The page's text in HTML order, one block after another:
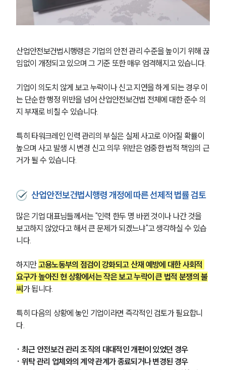
산업안전·중대재해그룹 업무
전체
구성원 소개
중대재해전문변호사
소식/자료
언론보도
공지사항
대륜법률상담예약
산업안전보건법시행령은 기업의 안전 관리 수준을 높이기 위해 끊
임없이 개정되고 있으며 그 기준 또한 매우 엄격해지고 있습니다.
기업이 의도치 않게 보고 누락이나 신고 지연을 하게 되는 경우 이
는 단순한 행정 위반을 넘어 산업안전보건법 전체에 대한 준수 의
지 부재로 비칠 수 있습니다.
특히 타워크레인 인력 관리의 부실은 실제 사고로 이어질 확률이
높으며 사고 발생 시 변경 신고 의무 위반은 엄중한 법적 책임의 근
거가 될 수 있습니다.
산업안전보건법시행령 개정에 따른 선제적 법률 검토
많은 기업 대표님들께서는 "인력 한두 명 바뀐 것이나 나간 것을
보고하지 않았다고 해서 큰 문제가 되겠느냐"고 생각하실 수 있습
니다.
하지만 고용노동부의 점검이 강화되고 산재 예방에 대한 사회적
요구가 높아진 현 상황에서는 작은 보고 누락이 큰 법적 분쟁의 불
씨가 됩니다.
특히 다음의 상황에 놓인 기업이라면 즉각적인 검토가 필요합니
다.
· 최근 안전보건 관리 조직의 대대적인 개편이 있었던 경우
· 위탁 관리 업체와의 계약 관계가 종료되거나 변경된 경우